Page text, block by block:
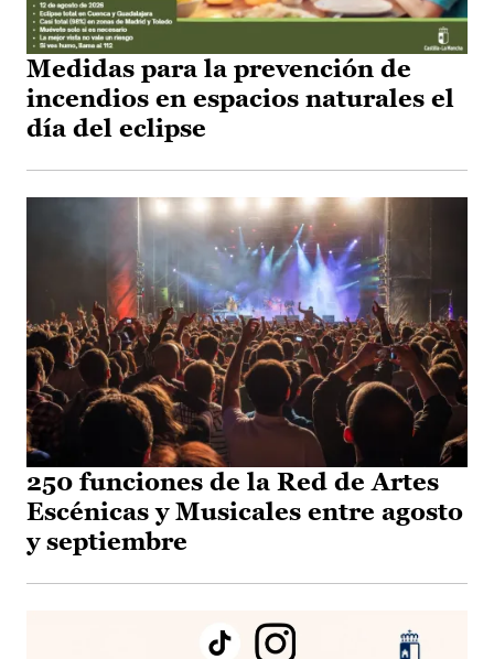
Medidas para la prevención de
incendios en espacios naturales el
día del eclipse
250 funciones de la Red de Artes
Escénicas y Musicales entre agosto
y septiembre